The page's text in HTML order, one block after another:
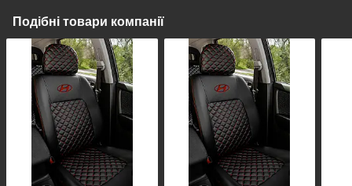
Подібні товари компанії